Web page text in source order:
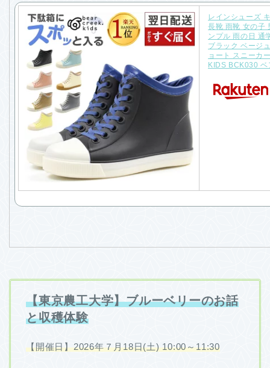
レインシューズ
長靴 雨靴 女の子
ンプル 雨の日 通
ブラック ベージ
ョート スニーカ
KIDS BCK030 ベ
【東京農工大学】ブルーベリーのお話
と収穫体験
【開催日】2026年７月18日(土) 10:00～11:30